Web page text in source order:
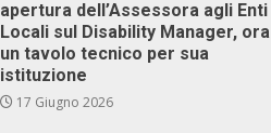
apertura dell’Assessora agli Enti
Locali sul Disability Manager, ora
un tavolo tecnico per sua
istituzione
17 Giugno 2026